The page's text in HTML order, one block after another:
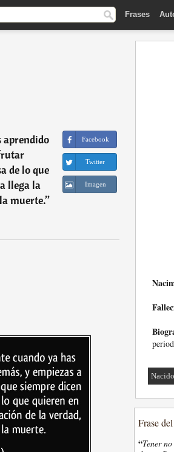
Frases
aprendido
de lo que
llega la
muerte.”
Facebook
Twitter
Imagen
Frase
“Tener